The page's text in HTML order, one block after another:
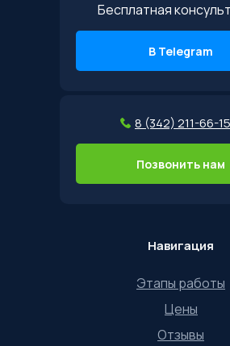
Отзывы
Цены
Навигация
Этапы работы
Бесплатная
В Telegram
8 (342) 211-66-15
Позвонить нам